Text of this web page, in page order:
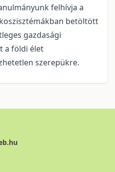
felhívja a
betöltött
gazdasági
a földi élet
szerepükre.